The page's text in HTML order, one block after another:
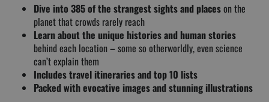
Dive into 385 of the strangest sights and placeson the
planet that crowds rarely reach
Learn about the unique histories and human stories
behind each location – some so otherworldly, even science
can’t explain them
Includes travel itineraries and top 10 lists
Packed with evocative images and stunning illustrations